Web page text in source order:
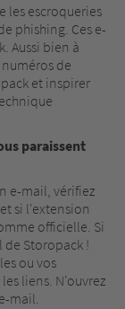
les escroqueries
phishing. Ces e-
Aussi bien à
de
et inspirer
paraissent
e-mail, vérifiez
si l'extension
officielle. Si
de Storopack !
ou vos
liens. N'ouvrez
mail.